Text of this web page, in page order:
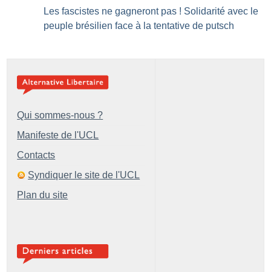
Les fascistes ne gagneront pas ! Solidarité avec le
peuple brésilien face à la tentative de putsch
Qui sommes-nous ?
Manifeste de l'UCL
Contacts
Syndiquer le site de l'UCL
Plan du site